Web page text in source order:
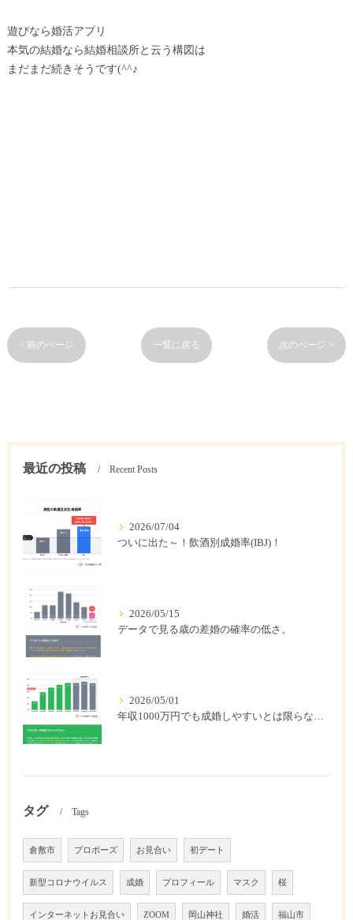
遊びなら婚活アプリ
本気の結婚なら結婚相談所と云う構図は
まだまだ続きそうです(^^♪
< 前のページ 一覧に戻る 次のページ >
最近の投稿 Recent Posts
2026/07/04
ついに出た～！飲酒別成婚率(IBJ)！
2026/05/15
データで見る歳の差婚の確率の低さ。
2026/05/01
タグ Tags
倉敷市 プロポーズ お見合い 初デート
新型コロナウイルス 成婚 プロフィール マスク 桜
インターネットお見合い ZOOM 岡山神社 婚活 福山市